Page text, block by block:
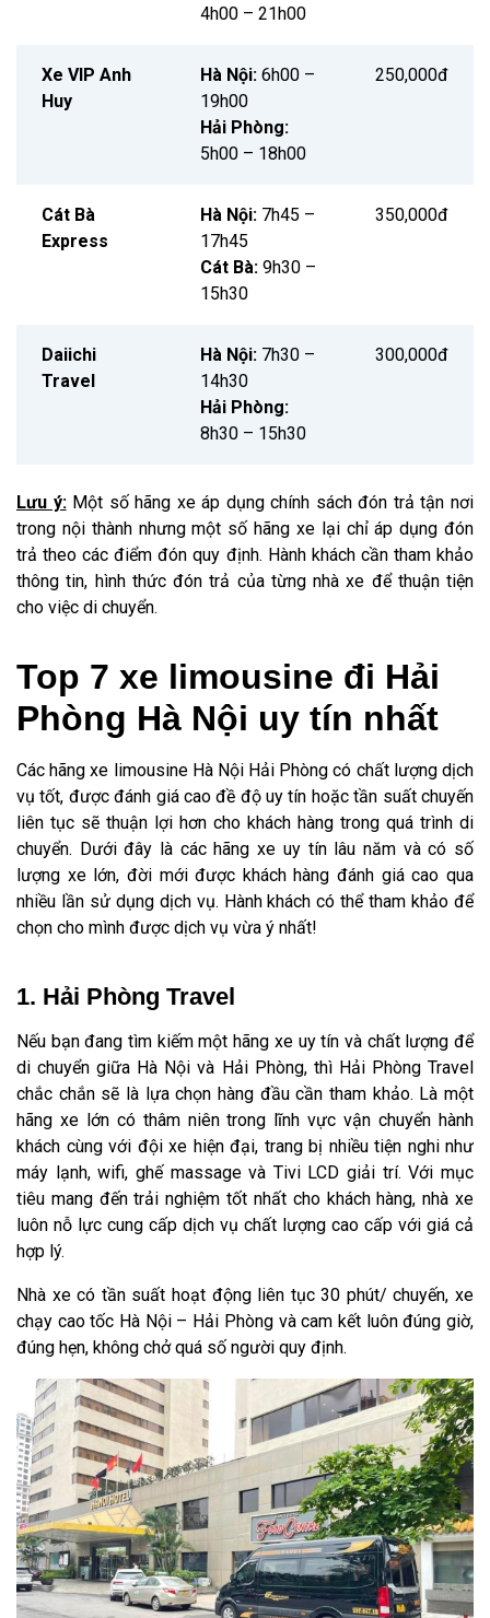
4h00 – 21h00
Xe VIP Anh
Huy
Hà Nội: 6h00 –
19h00
Hải Phòng:
5h00 – 18h00
250,000đ
Cát Bà
Express
Hà Nội: 7h45 –
17h45
Cát Bà: 9h30 –
15h30
350,000đ
Daiichi
Travel
Hà Nội:7h30 –
14h30
Hải Phòng:
8h30 – 15h30
300,000đ
Lưu ý:Một số hãng xe áp dụng chính sách đón trả tận nơi
trong nội thành nhưng một số hãng xe lại chỉ áp dụng đón
trả theo các điểm đón quy định. Hành khách cần tham khảo
thông tin, hình thức đón trả của từng nhà xe để thuận tiện
cho việc di chuyển.
Top 7 xe limousine đi Hải
Phòng Hà Nội uy tín nhất
Các hãng xe limousine Hà Nội Hải Phòng có chất lượng dịch
vụ tốt, được đánh giá cao đề độ uy tín hoặc tần suất chuyến
liên tục sẽ thuận lợi hơn cho khách hàng trong quá trình di
chuyển. Dưới đây là các hãng xe uy tín lâu năm và có số
lượng xe lớn, đời mới được khách hàng đánh giá cao qua
nhiều lần sử dụng dịch vụ. Hành khách có thể tham khảo để
chọn cho mình được dịch vụ vừa ý nhất!
1. Hải Phòng Travel
Nếu bạn đang tìm kiếm một hãng xe uy tín và chất lượng để
di chuyển giữa Hà Nội và Hải Phòng, thì Hải Phòng Travel
chắc chắn sẽ là lựa chọn hàng đầu cần tham khảo. Là một
hãng xe lớn có thâm niên trong lĩnh vực vận chuyển hành
khách cùng với đội xe hiện đại, trang bị nhiều tiện nghi như
máy lạnh, wifi, ghế massage và Tivi LCD giải trí. Với mục
tiêu mang đến trải nghiệm tốt nhất cho khách hàng, nhà xe
luôn nỗ lực cung cấp dịch vụ chất lượng cao cấp với giá cả
hợp lý.
Nhà xe có tần suất hoạt động liên tục 30 phút/ chuyến, xe
chạy cao tốc Hà Nội – Hải Phòng và cam kết luôn đúng giờ,
đúng hẹn, không chở quá số người quy định.